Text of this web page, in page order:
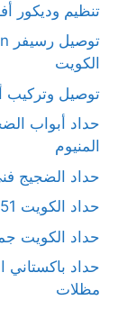
تنظيم وديكور
الكويت
توصيل وتركيب
حداد أبواب
المنيوم
حداد الضجيج
حداد الكويت 66405051 جميع مدن الكويت
حداد الكويت
حداد
مظلات